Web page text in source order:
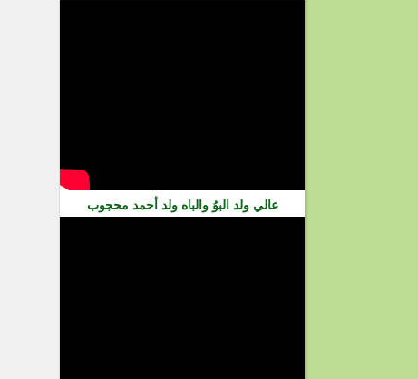
عالي ولد البوُ والباه ولد أحمد محجوب